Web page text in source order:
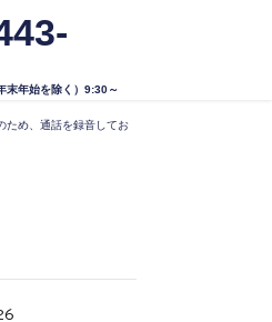
末年始を除く）9:30～
ため、通話を録音してお